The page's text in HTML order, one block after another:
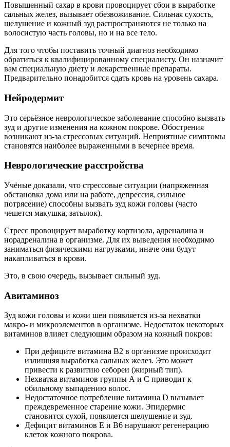
Повышенный сахар в крови провоцирует сбои в выработке
сальных желез, вызывает обезвоживание. Сильная сухость,
шелушение и кожный зуд распространяются не только на
волосистую часть головы, но и на все тело.
Для того чтобы поставить точный диагноз необходимо
обратиться к квалифицированному специалисту. Он назначит
вам специальную диету и лекарственные препараты.
Предварительно понадобится сдать кровь на уровень сахара.
Нейродермит
Это серьёзное неврологическое заболевание способно вызвать
зуд и другие изменения на кожном покрове. Обострения
возникают из-за стрессовых ситуаций. Неприятные симптомы
становятся наиболее выраженными в вечернее время.
Неврологические расстройства
Учёные доказали, что стрессовые ситуации (напряженная
обстановка дома или на работе, депрессия, сильное
потрясение) способны вызвать зуд кожи головы (часто
чешется макушка, затылок).
Стресс провоцирует выработку кортизола, адреналина и
норадреналина в организме. Для их выведения необходимо
заниматься физическими нагрузками, иначе они будут
накапливаться в крови.
Это, в свою очередь, вызывает сильный зуд.
Авитаминоз
Зуд кожи головы и кожи шеи появляется из-за нехватки
макро- и микроэлементов в организме. Недостаток некоторых
витаминов влияет следующим образом на кожный покров:
При дефиците витамина В2 в организме происходит
излишняя выработка сальных желез. Это может
привести к развитию себореи (жирный тип).
Нехватка витаминов группы А и С приводит к
обильному выпадению волос.
Недостаточное потребление витамина D вызывает
преждевременное старение кожи. Эпидермис
становится сухой, появляется шелушение и зуд.
Дефицит витаминов E и B6 нарушают регенерацию
клеток кожного покрова.